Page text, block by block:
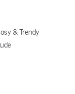
& Trendy